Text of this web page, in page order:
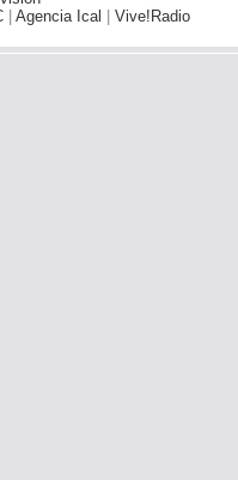
Agencia Ical Vive!Radio